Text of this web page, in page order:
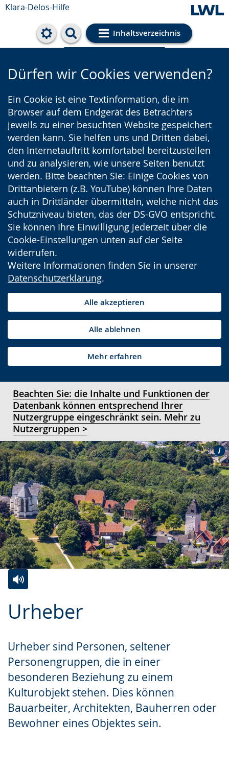
Klara-Delos-Hilfe
Inhaltsverzeichnis
Cookie-Einstellungen
Dürfen wir Cookies verwenden?
Ein Cookie ist eine Textinformation, die im
Browser auf dem Endgerät des Betrachters
jeweils zu einer besuchten Website gespeichert
werden kann. Sie helfen uns und Dritten dabei,
den Internetauftritt komfortabel bereitzustellen
und zu analysieren, wie unsere Seiten benutzt
werden. Bitte beachten Sie: Einige Cookies von
Drittanbietern (z.B. YouTube) können Ihre Daten
auch in Drittländer übermitteln, welche nicht das
Schutzniveau bieten, das der DS-GVO entspricht.
Sie können Ihre Einwilligung jederzeit über die
Cookie-Einstellungen unten auf der Seite
widerrufen.
Weitere Informationen finden Sie in unserer
Datenschutzerklärung.
Alle akzeptieren
Alle ablehnen
Mehr erfahren
Beachten Sie: die Inhalte und Funktionen der
Datenbank können entsprechend Ihrer
Nutzergruppe eingeschränkt sein. Mehr zu
Nutzergruppen >
Urheber
Urheber sind Personen, seltener
Personengruppen, die in einer
besonderen Beziehung zu einem
Kulturobjekt stehen. Dies können
Bauarbeiter, Architekten, Bauherren oder
Bewohner eines Objektes sein.
Leichten
wechseln.
Audio-
Video
Deutscher
Gebärdensprache
wird
angezeigt.